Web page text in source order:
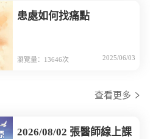
患處如何找痛點
瀏覽量：13646次 2025/06/03
查看更多
2026/08/02 張醫師線上課